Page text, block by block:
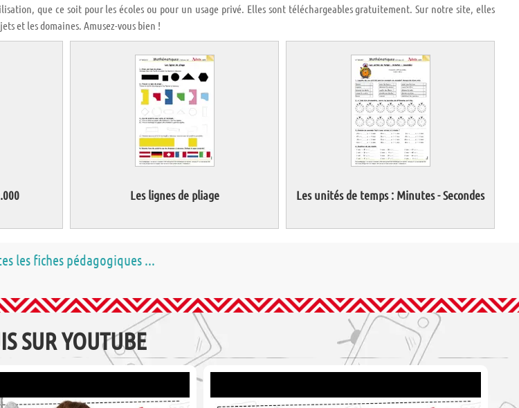
que ce soit pour les écoles ou pour un usage privé. Elles sont téléchargeables gratuitement. Sur notre site, elles
et les domaines. Amusez-vous bien !
Les lignes de pliage Les unités de temps : Minutes - Secondes
les fiches pédagogiques ...
SUR YOUTUBE